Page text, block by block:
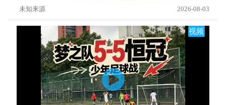
未知来源 2026-08-03
视频